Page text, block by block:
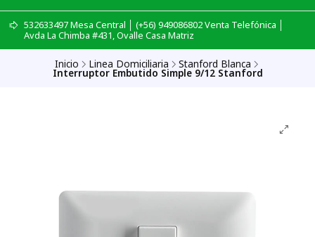
532633497 Mesa Central │ (+56) 949086802 Venta Telefónica │
Avda La Chimba #431, Ovalle Casa Matriz
Inicio Linea Domiciliaria Stanford Blanca
Interruptor Embutido Simple 9/12 Stanford